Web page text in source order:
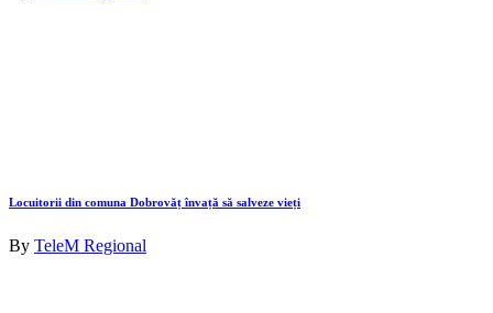
Locuitorii din comuna Dobrovăț învață să salveze vieți
By TeleM Regional